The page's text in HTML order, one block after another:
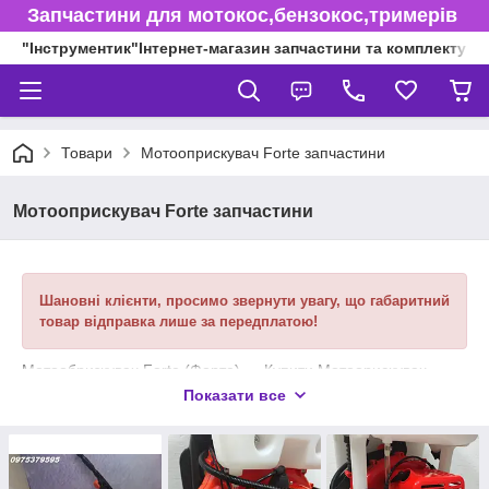
Запчастини для мотокос,бензокос,тримерів
"Інструментик"Інтернет-магазин запчастини та
Товари Мотооприскувач Forte запчастини
Мотооприскувач Forte запчастини
Шановні клієнти, просимо звернути увагу, що габаритний
товар відправка лише за передплатою!
Мотообризкувач Forte (Форте) ― Купити Мотоорискувач
Мотооприскувач Форте є ефективним засобом для
Показати все